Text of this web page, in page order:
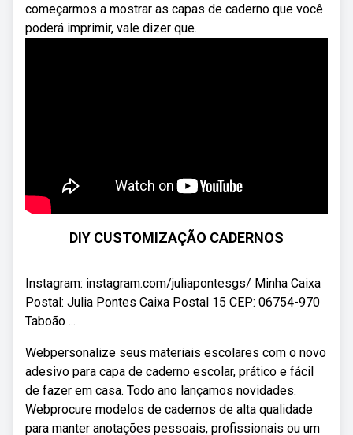
começarmos a mostrar as capas de caderno que você
poderá imprimir, vale dizer que.
DIY CUSTOMIZAÇÃO CADERNOS
Instagram: instagram.com/juliapontesgs/ Minha Caixa
Postal: Julia Pontes Caixa Postal 15 CEP: 06754-970
Taboão ...
Webpersonalize seus materiais escolares com o novo
adesivo para capa de caderno escolar, prático e fácil
de fazer em casa. Todo ano lançamos novidades.
Webprocure modelos de cadernos de alta qualidade
para manter anotações pessoais, profissionais ou um